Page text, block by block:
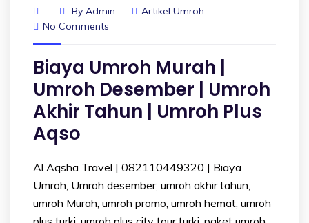
By Admin
Artikel Umroh
No Comments
Biaya Umroh Murah |
Umroh Desember | Umroh
Akhir Tahun | Umroh Plus
Aqso
Al Aqsha Travel | 082110449320 | Biaya
Umroh, Umroh desember, umroh akhir tahun,
umroh Murah, umroh promo, umroh hemat, umroh